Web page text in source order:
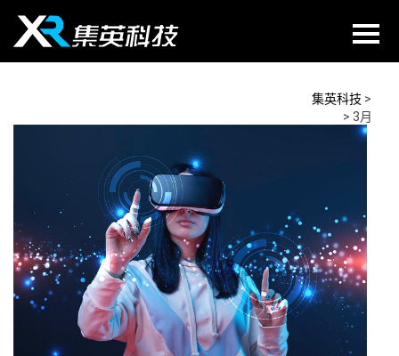
content
集英科技 >
> 3月